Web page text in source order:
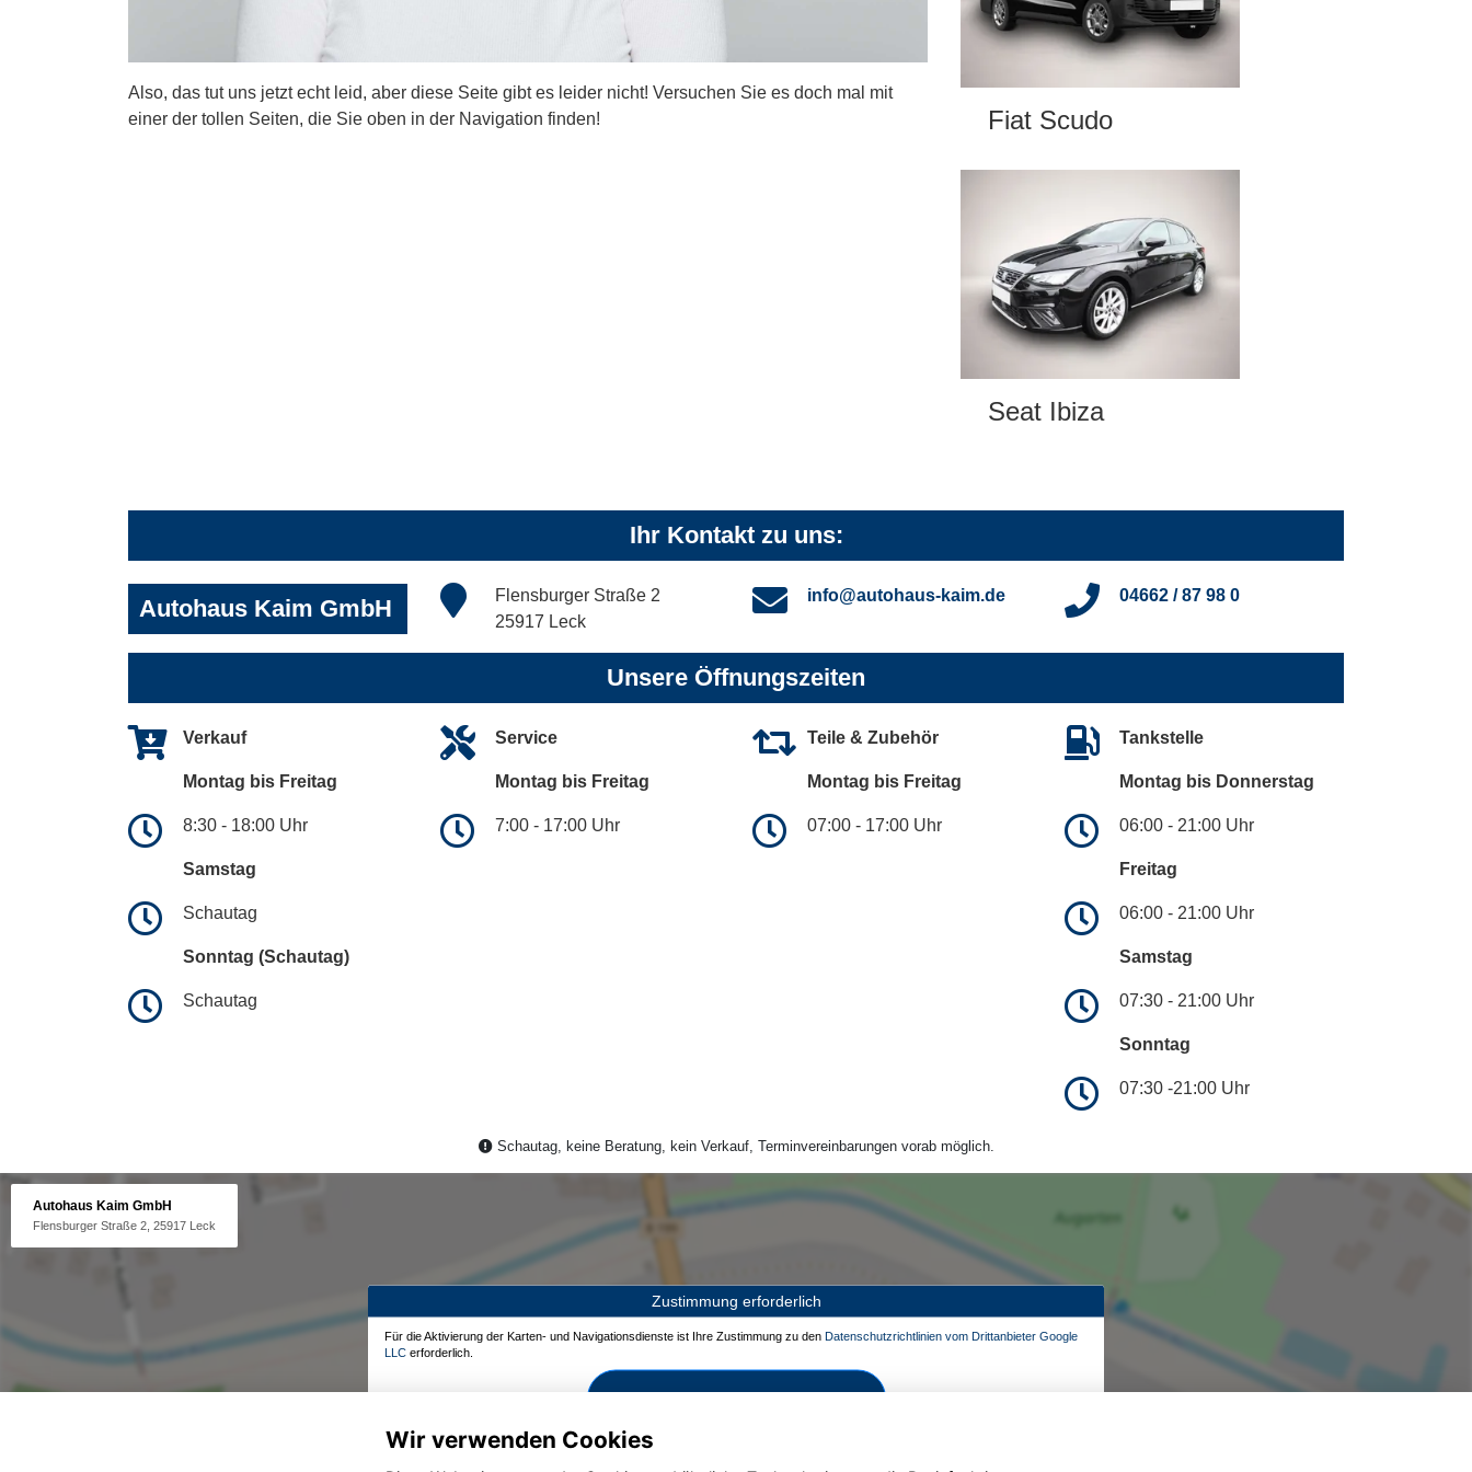
Also, das tut uns jetzt echt leid, aber diese Seite gibt es leider nicht! Versuchen Sie es doch mal mit
einer der tollen Seiten, die Sie oben in der Navigation finden!
Fiat Scudo
Seat Ibiza
Ihr Kontakt zu uns:
Autohaus Kaim GmbH
Flensburger Straße 2
25917 Leck
info@autohaus-kaim.de 04662 / 87 98 0
Unsere Öffnungszeiten
Verkauf
Montag bis Freitag
8:30 - 18:00 Uhr
Samstag
Schautag
Sonntag (Schautag)
Schautag
Service
Montag bis Freitag
7:00 - 17:00 Uhr
Teile & Zubehör
Montag bis Freitag
07:00 - 17:00 Uhr
Tankstelle
Montag bis Donnerstag
06:00 - 21:00 Uhr
Freitag
06:00 - 21:00 Uhr
Samstag
07:30 - 21:00 Uhr
Sonntag
07:30 -21:00 Uhr
Schautag, keine Beratung, kein Verkauf, Terminvereinbarungen vorab möglich.
Autohaus Kaim GmbH
Flensburger Straße 2, 25917 Leck
Zustimmung erforderlich
Für die Aktivierung der Karten- und Navigationsdienste ist Ihre Zustimmung zu den Datenschutzrichtlinien vom Drittanbieter Google
LLC erforderlich.
Zustimmen und aktivieren
Wir verwenden Cookies